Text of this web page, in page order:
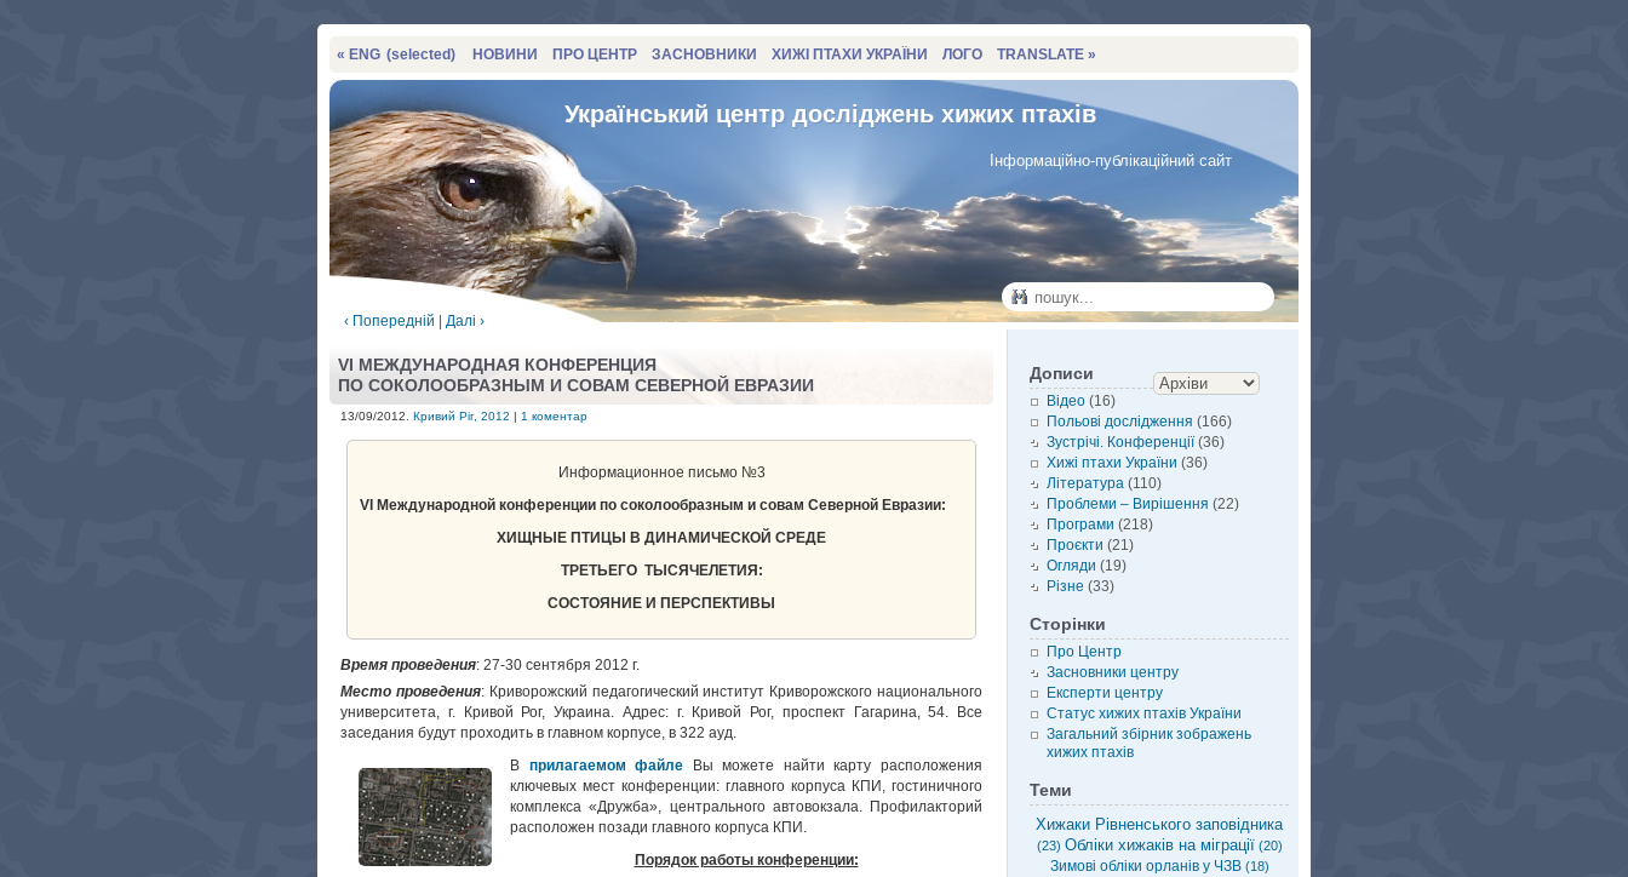
« ENG (selected) НОВИНИ ПРО ЦЕНТР ЗАСНОВНИКИ ХИЖІ ПТАХИ УКРАЇНИ ЛОГО TRANSLATE »
Український центр досліджень хижих птахів
Інформаційно-публікаційний сайт
‹ Попередній Далі ›
VI МЕЖДУНАРОДНАЯ КОНФЕРЕНЦИЯ
ПО СОКОЛООБРАЗНЫМ И СОВАМ СЕВЕРНОЙ ЕВРАЗИИ
13/09/2012. Кривий Ріг, 2012 | 1 коментар
Информационное письмо №3
VI Международной конференции по соколообразным и совам Северной Евразии:
ХИЩНЫЕ ПТИЦЫ В ДИНАМИЧЕСКОЙ СРЕДЕ
ТРЕТЬЕГО ТЫСЯЧЕЛЕТИЯ:
СОСТОЯНИЕ И ПЕРСПЕКТИВЫ
Время проведения: 27-30 сентября 2012 г.
Место проведения: Криворожский педагогический институт Криворожского национального
университета, г. Кривой Рог, Украина. Адрес: г. Кривой Рог, проспект Гагарина, 54. Все
заседания будут проходить в главном корпусе, в 322 ауд.
В прилагаемом файле Вы можете найти карту расположения
ключевых мест конференции: главного корпуса КПИ, гостиничного
комплекса «Дружба», центрального автовокзала. Профилакторий
расположен позади главного корпуса КПИ.
Порядок работы конференции:
Дописи
Відео (16)
Польові дослідження (166)
Зустрічі. Конференції(36)
Хижі птахи України (36)
Література (110)
Проблеми – Вирішення (22)
Програми (218)
Проєкти (21)
Огляди (19)
Різне (33)
Сторінки
Про Центр
Засновники центру
Експерти центру
Статус хижих птахів України
Загальний збірник зображень
хижих птахів
Теми
Хижаки Рівненського заповідника
(23) Обліки хижаків на міграції(20)
Зимові обліки орланів у ЧЗВ(18)